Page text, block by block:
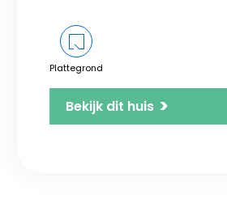
Plattegrond
Bekijk dit huis >